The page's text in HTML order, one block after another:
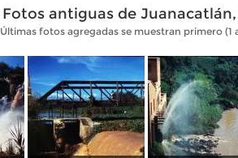
Fotos antiguas de Juanacatlán,
Últimas fotos agregadas se muestran primero (1